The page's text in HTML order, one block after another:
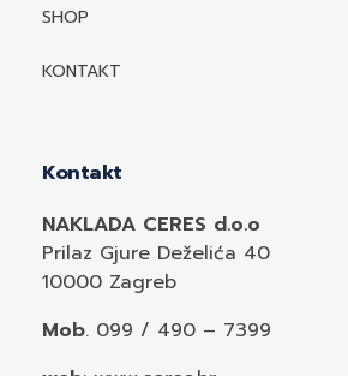
Mediji o autorima i njihovim naslovima
SHOP
KONTAKT
Kontakt
NAKLADA CERES d.o.o
Prilaz Gjure Deželića 40
10000 Zagreb
Mob. 099 / 490 – 7399